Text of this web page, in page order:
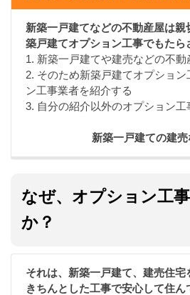
新築一戸建てなどの不動産屋は
築戸建てオプション工事でもた
1. 新築一戸建てや建売などの不
2. そのため新築戸建てオプショ
ン工事業者を紹介する
3. 自分の紹介以外のオプション
新築一戸建ての建
なぜ、オプション工
か？
それは、新築一戸建て、建売住
きちんとした工事で安心して住ん